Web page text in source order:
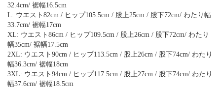
32.4cm/ 裾幅16.5cm
L: ウエスト82cm / ヒップ105.5cm / 股上25cm / 股下72cm/ わたり幅
33.7cm/ 裾幅17cm
XL: ウエスト86cm / ヒップ109.5cm / 股上26cm / 股下72cm/ わたり
幅35cm/ 裾幅17.5cm
2XL: ウエスト90cm / ヒップ113.5cm / 股上26cm / 股下74cm/ わたり
幅36.3cm/ 裾幅18cm
3XL: ウエスト94cm / ヒップ117.5cm / 股上27cm / 股下74cm/ わたり
幅37.6cm/ 裾幅18.5cm